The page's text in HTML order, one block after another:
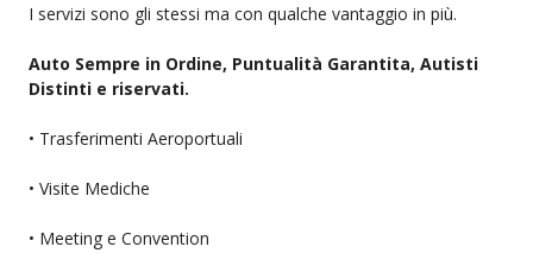
I servizi sono gli stessi ma con qualche vantaggio in più.
Auto Sempre in Ordine, Puntualità Garantita, Autisti
Distinti e riservati.
• Trasferimenti Aeroportuali
• Visite Mediche
• Meeting e Convention